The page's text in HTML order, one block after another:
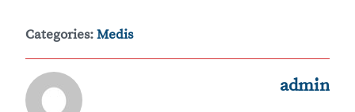
Categories:Medis
admin